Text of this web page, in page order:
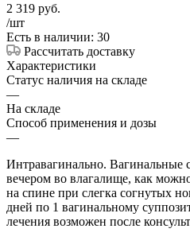
2 319 руб.
/шт
Есть в наличии: 30
Рассчитать доставку
Характеристики
Статус наличия на складе
—
На складе
Способ применения и дозы
—
Интравагинально. Вагинальные
вечером во влагалище, как
на спине при слегка согнутых
дней по 1 вагинальному
лечения возможен после